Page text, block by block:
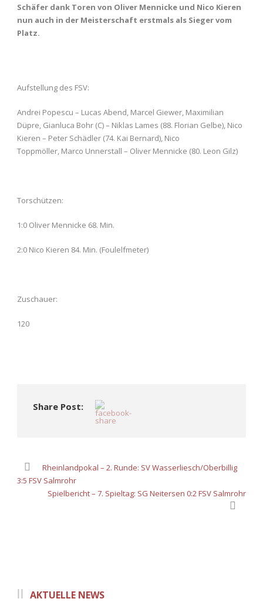
Schäfer dank Toren von Oliver Mennicke und Nico Kieren
nun auch in der Meisterschaft erstmals als Sieger vom
Platz.
Aufstellung des FSV:
Andrei Popescu – Lucas Abend, Marcel Giewer, Maximilian
Düpre, Gianluca Bohr (C) – Niklas Lames (88. Florian Gelbe), Nico
Kieren – Peter Schädler (74. Kai Bernard), Nico
Toppmöller, Marco Unnerstall – Oliver Mennicke (80. Leon Gilz)
Torschützen:
1:0 Oliver Mennicke 68. Min.
2:0 Nico Kieren 84. Min. (Foulelfmeter)
Zuschauer:
120
Share Post:
Rheinlandpokal – 2. Runde: SV Wasserliesch/Oberbillig
3:5 FSV Salmrohr
Spielbericht – 7. Spieltag: SG Neitersen 0:2 FSV Salmrohr
AKTUELLE NEWS